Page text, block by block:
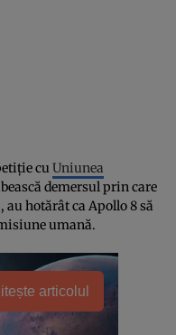
cu Uniunea
demersul prin care
hotărât ca Apollo 8 să
umană.
articolul